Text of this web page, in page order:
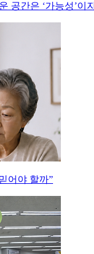
간은 ‘가능성’이
어야 할까”